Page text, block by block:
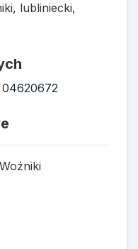
lubliniecki,
04620672